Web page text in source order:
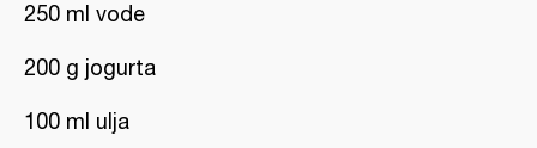
250 ml vode
200 g jogurta
100 ml ulja